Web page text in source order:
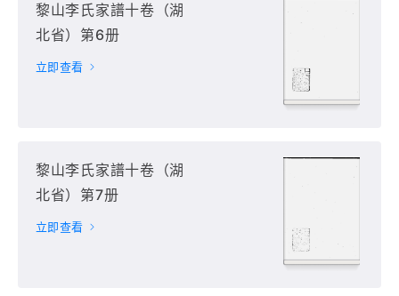
黎山李氏家譜十卷（湖
北省）第6册
立即查看
黎山李氏家譜十卷（湖
北省）第7册
立即查看